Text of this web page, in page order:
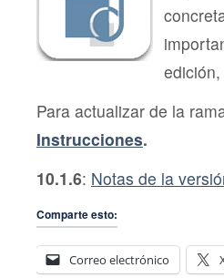
Para actualizar de la
Instrucciones.
10.1.6: Notas de la
Comparte esto:
Correo electrónico